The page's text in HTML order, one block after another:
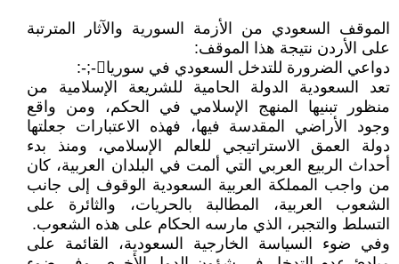
الموقف السعودي من الأزمة السورية والآثار المترتبة
على الأردن نتيجة هذا الموقف:
دواعي الضرورة للتدخل السعودي في سوريا-;-:
تعد السعودية الدولة الحامية للشريعة الإسلامية من
منظور تبنيها المنهج الإسلامي في الحكم، ومن واقع
وجود الأراضي المقدسة فيها، فهذه الاعتبارات جعلتها
دولة العمق الاستراتيجي للعالم الإسلامي، ومنذ بدء
أحداث الربيع العربي التي ألمت في البلدان العربية، كان
من واجب المملكة العربية السعودية الوقوف إلى جانب
الشعوب العربية، المطالبة بالحريات، والثائرة على
التسلط والتجبر، الذي مارسه الحكام على هذه الشعوب.
وفي ضوء السياسة الخارجية السعودية، القائمة على